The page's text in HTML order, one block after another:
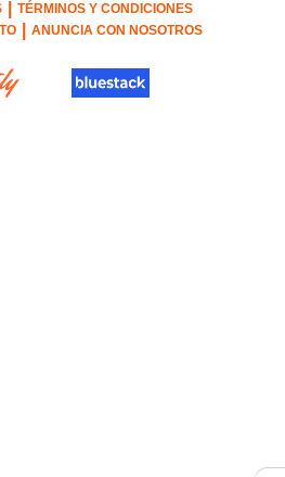
TÉRMINOS Y CONDICIONES
ANUNCIA CON NOSOTROS